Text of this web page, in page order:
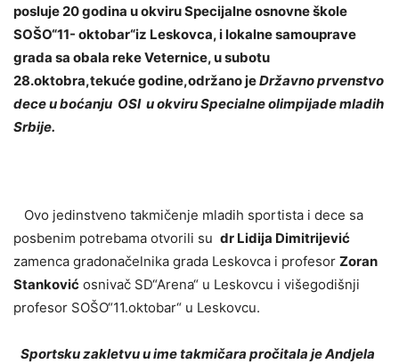
posluje 20 godina u okviru Specijalne osnovne škole
SOŠO“11- oktobar“iz Leskovca, i lokalne samouprave
grada sa obala reke Veternice, u subotu
28.oktobra,tekuće godine,održano jeDržavno prvenstvo
dece u boćanju OSI u okviru Specialne olimpijade mladih
Srbije.
Ovo jedinstveno takmičenje mladih sportista i dece sa
posbenim potrebama otvorili su dr Lidija Dimitrijević
zamenca gradonačelnika grada Leskovca i profesor Zoran
Stanković osnivač SD“Arena“ u Leskovcu i višegodišnji
profesor SOŠO“11.oktobar“ u Leskovcu.
Sportsku zakletvu u ime takmičara pročitala je Andjela